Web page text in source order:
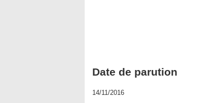
Date de parution
14/11/2016